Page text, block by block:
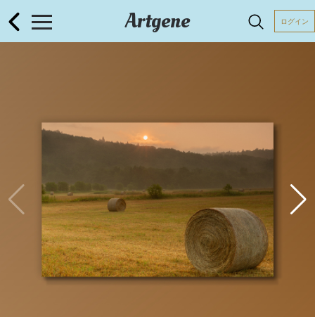
Artgene ログイン